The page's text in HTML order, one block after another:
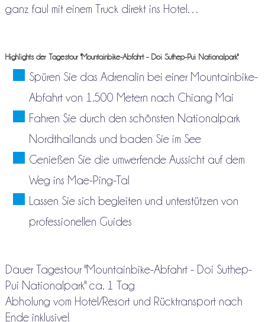
ganz faul mit einem Truck direkt ins Hotel…
Highlights der Tagestour "Mountainbike-Abfahrt - Doi Suthep-Pui Nationalpark"
Spüren Sie das Adrenalin bei einer Mountainbike-
Abfahrt von 1.500 Metern nach Chiang Mai
Fahren Sie durch den schönsten Nationalpark
Nordthailands und baden Sie im See
Genießen Sie die umwerfende Aussicht auf dem
Weg ins Mae-Ping-Tal
Lassen Sie sich begleiten und unterstützen von
professionellen Guides
Dauer Tagestour "Mountainbike-Abfahrt - Doi Suthep-
Pui Nationalpark" ca. 1 Tag
Abholung vom Hotel/Resort und Rücktransport nach
Ende inklusive!